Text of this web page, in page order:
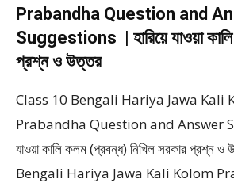
Prabandha Question and
Suggestions | হারিয়ে যাওয়া
প্রশ্ন ও উত্তর
Class 10 Bengali Hariya Jawa Kali
Prabandha Question and Answer
যাওয়া কালি কলম (প্রবন্ধ) নিখিল সরকার
Bengali Hariya Jawa Kali Kolom